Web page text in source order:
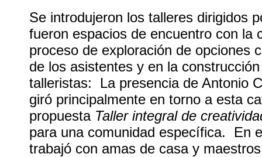
Se introdujeron los talleres dirigidos
fueron espacios de encuentro con la
proceso de exploración de opciones
de los asistentes y en la
talleristas: La presencia de Antonio
giró principalmente en torno a esta
propuesta Taller integral de
para una comunidad específica. En
trabajó con amas de casa y